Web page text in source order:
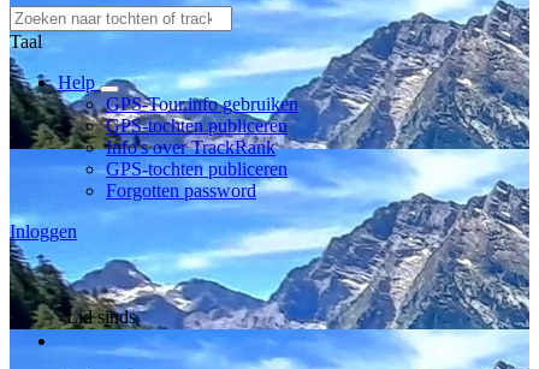
Taal
Help
GPS-Tour.info gebruiken
GPS-tochten publiceren
Info's over TrackRank
GPS-tochten publiceren
Forgotten password
Inloggen
Lid sinds